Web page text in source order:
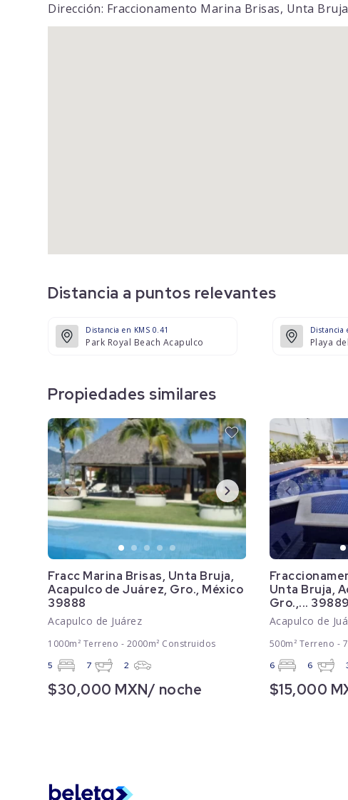
Dirección: Fraccionamento Marina Brisas, Unta
Distancia a puntos relevantes
Distancia en KMS 0.41
Park Royal Beach Acapulco
Distancia
Playa
Propiedades similares
Fracc Marina Brisas, Unta Bruja,
Acapulco de Juárez, Gro., México
39888
Acapulco de Juárez
1000m² Terreno - 2000m² Construidos
5 7 2
$30,000 MXN/ noche
Unta Bruja,
Gro.,... 39889
Acapulco de
500m² Terreno -
6 6
$15,000